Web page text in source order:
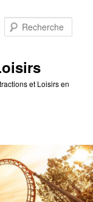
et Loisirs en